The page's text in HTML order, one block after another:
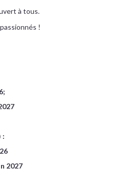
à tous.
!
:
2027